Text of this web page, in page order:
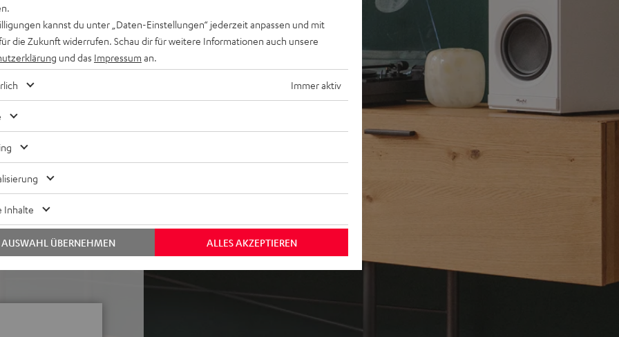
Räumlichkeit
Mitten sowie
mit 2 x Class-D-
von bis zu 109 dB SPL
Wiedergabe
Aufwachen aus dem
Podcasts, sowie für
2 oder Google Cast
chirurgisch präzisem
FSC®-
edler Schleiflack
/ Raumfeld Serie
kannst du unter „Daten-Einstellungen“ jederzeit anpassen und mit
die Zukunft widerrufen. Schau dir für weitere Informationen auch unsere
und das Impressum an.
Immer aktiv
Inhalte
ALLES AKZEPTIEREN
AUSWAHL ÜBERNEHMEN